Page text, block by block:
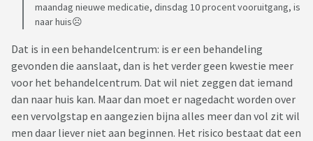
maandag nieuwe medicatie, dinsdag 10 procent vooruitgang, is
naar huis☹️
Dat is in een behandelcentrum: is er een behandeling
gevonden die aanslaat, dan is het verder geen kwestie meer
voor het behandelcentrum. Dat wil niet zeggen dat iemand
dan naar huis kan. Maar dan moet er nagedacht worden over
een vervolgstap en aangezien bijna alles meer dan vol zit wil
men daar liever niet aan beginnen. Het risico bestaat dat een